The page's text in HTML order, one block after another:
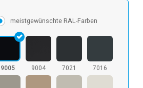
meistgewünschte RAL-Farben
9005 9004 7021 7016